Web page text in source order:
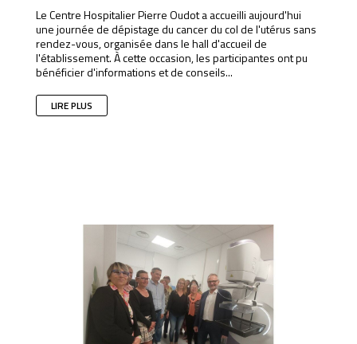
Le Centre Hospitalier Pierre Oudot a accueilli aujourd'hui
une journée de dépistage du cancer du col de l'utérus sans
rendez-vous, organisée dans le hall d'accueil de
l'établissement. À cette occasion, les participantes ont pu
bénéficier d'informations et de conseils...
LIRE PLUS